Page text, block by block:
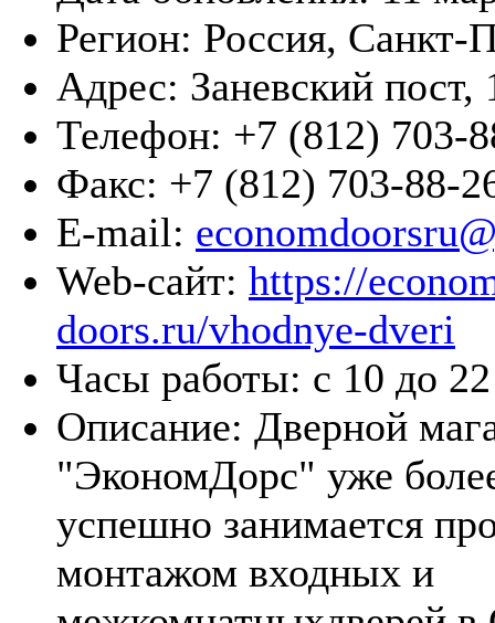
Регион: Россия, Санкт-
Адрес: Заневский пост,
Телефон: +7 (812) 703-
Факс: +7 (812) 703-88-
E-mail:
Web-сайт: https://
doors.ru/vhodnye-dveri
Часы работы: с 10 до 22
Описание: Дверной
"ЭкономДорс" уже
успешно занимается
монтажом входных и